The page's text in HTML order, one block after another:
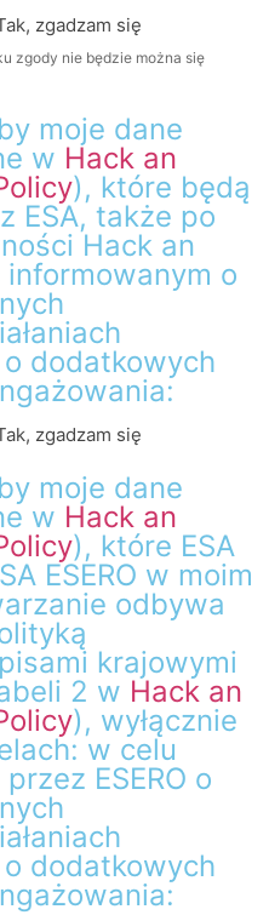
zgadzam się
zgody nie będzie można się
moje dane
w Hack an
), które będą
ESA, także po
Hack an
o
dodatkowych
zgadzam się
moje dane
w Hack an
), które ESA
ESERO w moim
odbywa
krajowymi
2 w Hack an
), wyłącznie
w celu
ESERO o
dodatkowych